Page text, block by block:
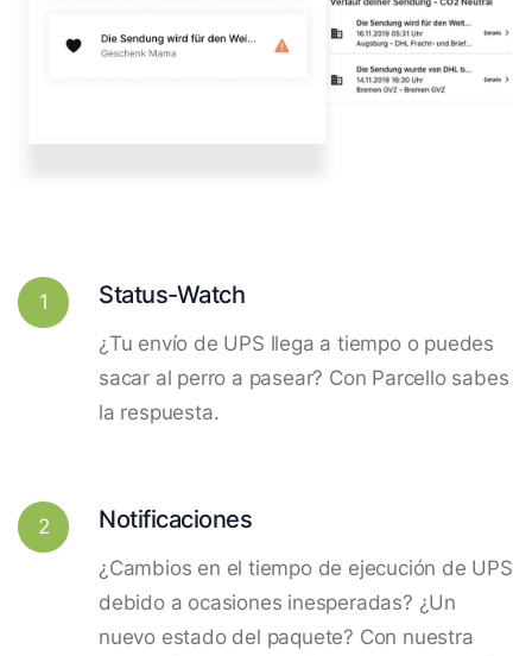
1 Status-Watch
¿Tu envío de UPS llega a tiempo o puedes
sacar al perro a pasear? Con Parcello sabes
la respuesta.
2 Notificaciones
¿Cambios en el tiempo de ejecución de UPS
debido a ocasiones inesperadas? ¿Un
nuevo estado del paquete? Con nuestra